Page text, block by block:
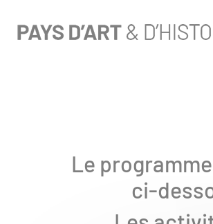
contenu
ACCÈS
Le
ci-